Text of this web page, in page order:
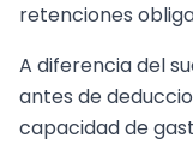
retenciones
A diferencia del
antes de
capacidad de